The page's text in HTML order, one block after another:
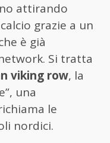
attirando
grazie a un
è già
Si tratta
viking row, la
una
le
nordici.